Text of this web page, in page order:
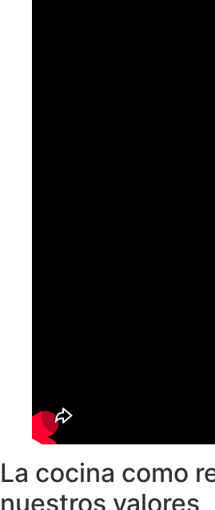
La cocina como
nuestros valores